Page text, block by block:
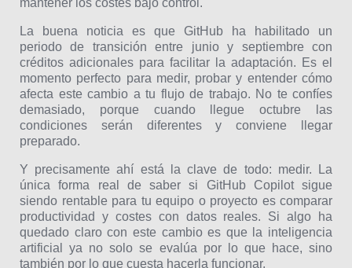
mantener los costes bajo control.
La buena noticia es que GitHub ha habilitado un
periodo de transición entre junio y septiembre con
créditos adicionales para facilitar la adaptación. Es el
momento perfecto para medir, probar y entender cómo
afecta este cambio a tu flujo de trabajo. No te confíes
demasiado, porque cuando llegue octubre las
condiciones serán diferentes y conviene llegar
preparado.
Y precisamente ahí está la clave de todo: medir. La
única forma real de saber si GitHub Copilot sigue
siendo rentable para tu equipo o proyecto es comparar
productividad y costes con datos reales. Si algo ha
quedado claro con este cambio es que la inteligencia
artificial ya no solo se evalúa por lo que hace, sino
también por lo que cuesta hacerla funcionar.